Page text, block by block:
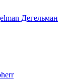
Дегельман